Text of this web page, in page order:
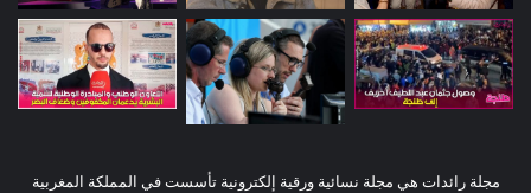
مجلة رائدات هي مجلة نسائية ورقية إلكترونية تأسست في المملكة المغربية